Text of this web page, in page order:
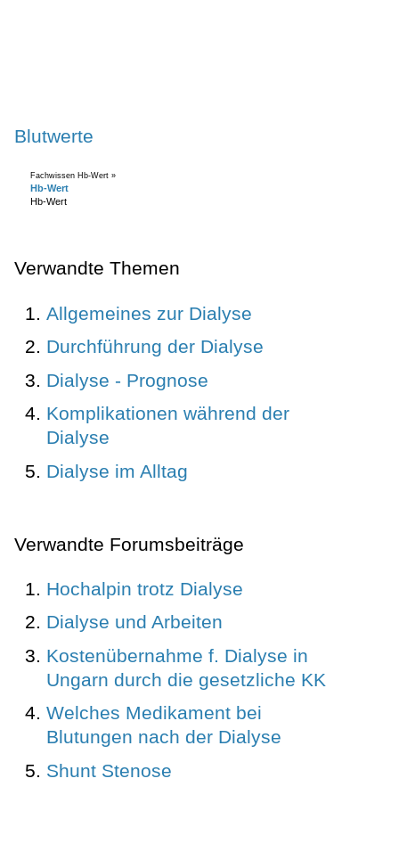
Blutwerte
Fachwissen Hb-Wert »
Hb-Wert
Hb-Wert
Verwandte Themen
Allgemeines zur Dialyse
Durchführung der Dialyse
Dialyse - Prognose
Komplikationen während der
Dialyse
Dialyse im Alltag
Verwandte Forumsbeiträge
Hochalpin trotz Dialyse
Dialyse und Arbeiten
Kostenübernahme f. Dialyse in
Ungarn durch die gesetzliche KK
Welches Medikament bei
Blutungen nach der Dialyse
Shunt Stenose